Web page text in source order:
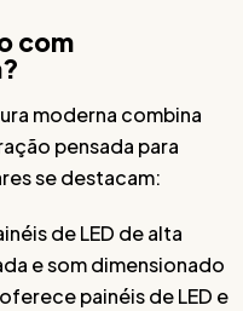
com
moderna combina
pensada para
se destacam:
de LED de alta
e som dimensionado
painéis de LED e